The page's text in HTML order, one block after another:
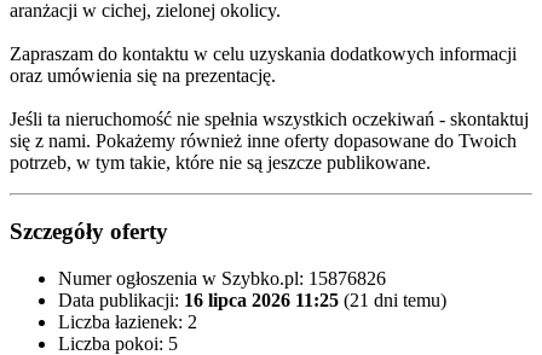
aranżacji w cichej, zielonej okolicy.
Zapraszam do kontaktu w celu uzyskania dodatkowych informacji
oraz umówienia się na prezentację.
Jeśli ta nieruchomość nie spełnia wszystkich oczekiwań - skontaktuj
się z nami. Pokażemy również inne oferty dopasowane do Twoich
potrzeb, w tym takie, które nie są jeszcze publikowane.
Szczegóły oferty
Numer ogłoszenia w Szybko.pl: 15876826
Data publikacji: 16 lipca 2026 11:25 (21 dni temu)
Liczba łazienek: 2
Liczba pokoi: 5